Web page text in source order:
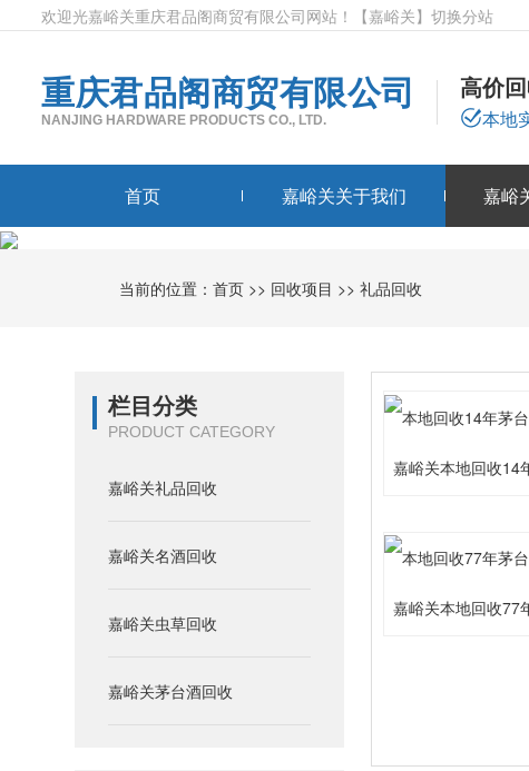
欢迎光嘉峪关重庆君品阁商贸有限公司网站！ 【嘉峪关】 切换分站
重庆君品阁商贸有限公司
NANJING HARDWARE PRODUCTS CO., LTD.
高价
本地
首页 嘉峪关关于我们 嘉峪
当前的位置：首页 >> 回收项目 >>礼品回收
栏目分类
PRODUCT CATEGORY
嘉峪关礼品回收
嘉峪关名酒回收
嘉峪关虫草回收
嘉峪关茅台酒回收
嘉峪关本地回收14
嘉峪关本地回收77